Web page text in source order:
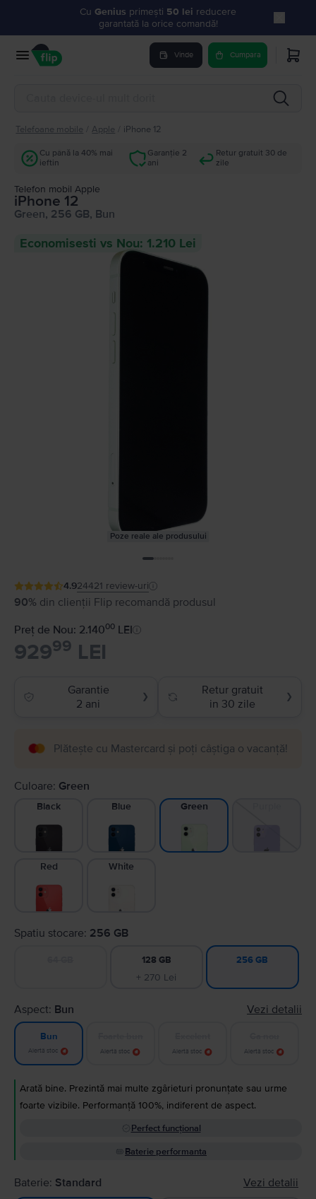
Cu Genius primești 50 lei reducere
garantată la orice comandă!
Vinde Cumpara
Telefoane mobile Apple iPhone 12
Cu până la 40% mai
ieftin
Garanție 2
ani
Retur gratuit 30 de
zile
Telefon mobil Apple
iPhone 12
Green, 256 GB, Bun
Economisesti vs Nou: 1.210 Lei
Poze reale ale produsului
4.924421 review-uri
90% din clienții Flip recomandă produsul
Preț de Nou: 2.14000 LEI
92999 LEI
Garantie
2 ani
❯
Retur gratuit
in 30 zile
❯
Plătește cu Mastercard și poți câștiga o vacanță!
Culoare: Green
Black Blue Green
Red White
Spatiu stocare: 256 GB
128 GB
+ 270 Lei
256 GB
Aspect: Bun Vezi detalii
Bun
Alertă stoc Alertă stoc Alertă stoc Alertă stoc
Arată bine. Prezintă mai multe zgârieturi pronunțate sau urme
foarte vizibile. Performanță 100%, indiferent de aspect.
Perfect funcțional
Baterie performanta
Baterie: Standard Vezi detalii